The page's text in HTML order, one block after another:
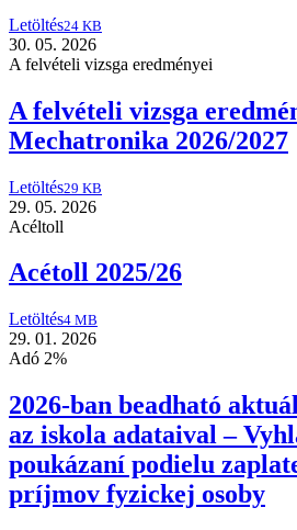
Letöltés24 KB
30. 05. 2026
A felvételi vizsga eredményei
A felvételi vizsga
Mechatronika 2026/2027
Letöltés29 KB
29. 05. 2026
Acéltoll
Acétoll 2025/26
Letöltés4 MB
29. 01. 2026
Adó 2%
2026-ban beadható
az iskola adataival –
poukázaní podielu
príjmov fyzickej osoby